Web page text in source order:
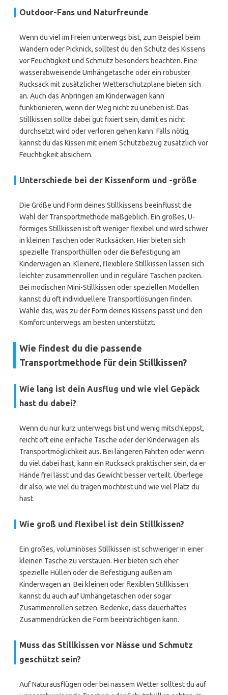
Outdoor-Fans und Naturfreunde
Wenn du viel im Freien unterwegs bist, zum Beispiel beim
Wandern oder Picknick, solltest du den Schutz des Kissens
vor Feuchtigkeit und Schmutz besonders beachten. Eine
wasserabweisende Umhängetasche oder ein robuster
Rucksack mit zusätzlicher Wetterschutzplane bieten sich
an. Auch das Anbringen am Kinderwagen kann
funktionieren, wenn der Weg nicht zu uneben ist. Das
Stillkissen sollte dabei gut fixiert sein, damit es nicht
durchsetzt wird oder verloren gehen kann. Falls nötig,
kannst du das Kissen mit einem Schutzbezug zusätzlich vor
Feuchtigkeit absichern.
Unterschiede bei der Kissenform und -größe
Die Größe und Form deines Stillkissens beeinflusst die
Wahl der Transportmethode maßgeblich. Ein großes, U-
förmiges Stillkissen ist oft weniger flexibel und wird schwer
in kleinen Taschen oder Rucksäcken. Hier bieten sich
spezielle Transporthüllen oder die Befestigung am
Kinderwagen an. Kleinere, flexiblere Stillkissen lassen sich
leichter zusammenrollen und in reguläre Taschen packen.
Bei modischen Mini-Stillkissen oder speziellen Modellen
kannst du oft individuellere Transportlösungen finden.
Wähle das, was zu der Form deines Kissens passt und den
Komfort unterwegs am besten unterstützt.
Wie findest du die passende
Transportmethode für dein Stillkissen?
Wie lang ist dein Ausflug und wie viel Gepäck
hast du dabei?
Wenn du nur kurz unterwegs bist und wenig mitschleppst,
reicht oft eine einfache Tasche oder der Kinderwagen als
Transportmöglichkeit aus. Bei längeren Fahrten oder wenn
du viel dabei hast, kann ein Rucksack praktischer sein, da er
Hände frei lässt und das Gewicht besser verteilt. Überlege
dir also, wie viel du tragen möchtest und wie viel Platz du
hast.
Wie groß und flexibel ist dein Stillkissen?
Ein großes, voluminöses Stillkissen ist schwieriger in einer
kleinen Tasche zu verstauen. Hier bieten sich eher
spezielle Hüllen oder die Befestigung außen am
Kinderwagen an. Bei kleinen oder flexiblen Stillkissen
kannst du auch auf Umhängetaschen oder sogar
Zusammenrollen setzen. Bedenke, dass dauerhaftes
Zusammendrücken die Form beeinträchtigen kann.
Muss das Stillkissen vor Nässe und Schmutz
geschützt sein?
Auf Naturausflügen oder bei nassem Wetter solltest du auf